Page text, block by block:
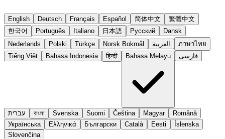
English Deutsch Français Español 简体中文
繁體中文
한국어
Português Italiano 日本語 Русский
Dansk
Nederlands
Polski Türkçe Norsk Bokmål العربية
ภาษาไทย
Tiếng Việt
Bahasa Indonesia हिन्दी Bahasa Melayu فارسی
עברית বাংলা Svenska Suomi Čeština Magyar
Română
Українська
Ελληνικά Български Català Eesti
Íslenska
Slovenčina